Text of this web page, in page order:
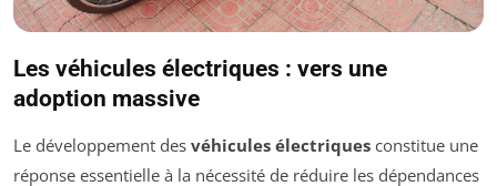
Les véhicules électriques : vers une
adoption massive
Le développement des véhicules électriques constitue une
réponse essentielle à la nécessité de réduire les dépendances